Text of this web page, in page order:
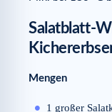
Salatblatt-
Mengen
1 großer